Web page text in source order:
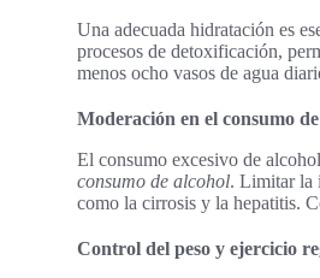
Una adecuada hidratación es
procesos de detoxificación,
menos ocho vasos de agua
Moderación en el consumo
El consumo excesivo de
consumo de alcohol. Limitar la
como la cirrosis y la hepatitis.
Control del peso y ejercicio